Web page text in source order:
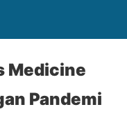
Medicine
Pandemi